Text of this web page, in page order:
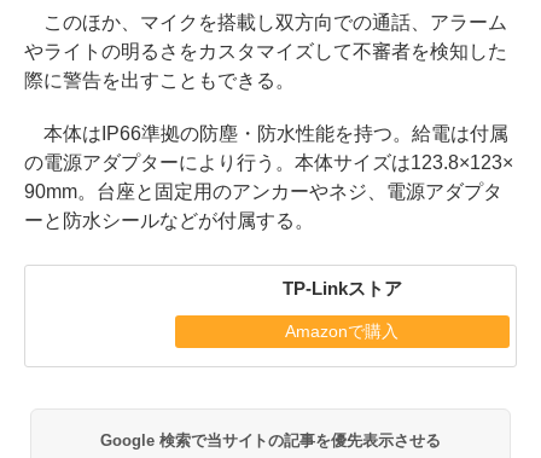
このほか、マイクを搭載し双方向での通話、アラーム
やライトの明るさをカスタマイズして不審者を検知した
際に警告を出すこともできる。
本体はIP66準拠の防塵・防水性能を持つ。給電は付属
の電源アダプターにより行う。本体サイズは123.8×123×
90mm。台座と固定用のアンカーやネジ、電源アダプタ
ーと防水シールなどが付属する。
TP-Linkストア
Amazonで購入
Google 検索で当サイトの記事を優先表示させる